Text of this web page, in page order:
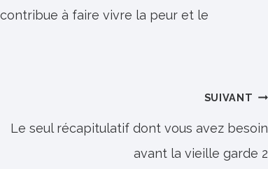
à faire vivre la peur et le
SUIVANT
Le seul récapitulatif dont vous avez besoin
avant la vieille garde 2